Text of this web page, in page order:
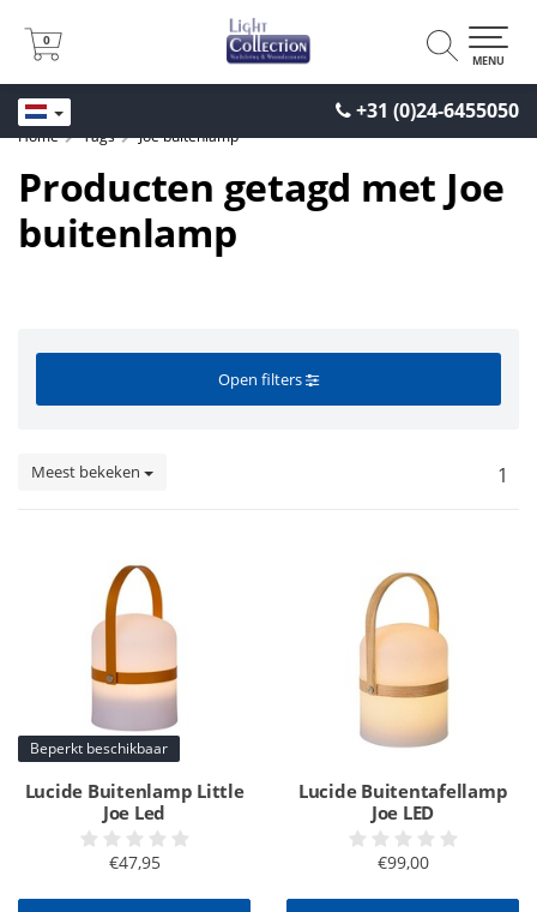
+31 (0)24-6455050
0
0
MENU
Home Tags Joe buitenlamp
Producten getagd met Joe
buitenlamp
Open filters
Meest bekeken 1
Beperkt beschikbaar
Lucide Buitenlamp Little
Joe Led
€47,95
Lucide Buitentafellamp
Joe LED
€99,00